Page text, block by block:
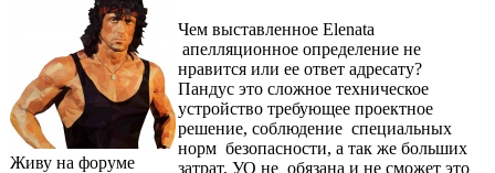
Живу на форуме
Чем выставленное Elenata
апелляционное определение не
нравится или ее ответ адресату?
Пандус это сложное техническое
устройство требующее проектное
решение, соблюдение специальных
норм безопасности, а так же больших
затрат, УО не обязана и не сможет это